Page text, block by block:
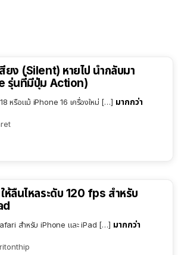
ยง (Silent) หายไป นำกลับมา
รุ่นที่มีปุ่ม Action)
หรือแม้ iPhone 16 เครื่องใหม่ […] มากกว่า
ห้ลื่นไหลระดับ 120 fps สำหรับ
สำหรับ iPhone และ iPad […] มากกว่า